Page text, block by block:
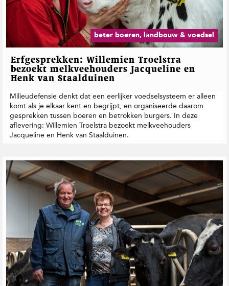
beter boeren, landbouw & voedsel
Erfgesprekken: Willemien Troelstra
bezoekt melkveehouders Jacqueline en
Henk van Staalduinen
Milieudefensie denkt dat een eerlijker voedselsysteem er alleen
komt als je elkaar kent en begrijpt, en organiseerde daarom
gesprekken tussen boeren en betrokken burgers. In deze
aflevering: Willemien Troelstra bezoekt melkveehouders
Jacqueline en Henk van Staalduinen.